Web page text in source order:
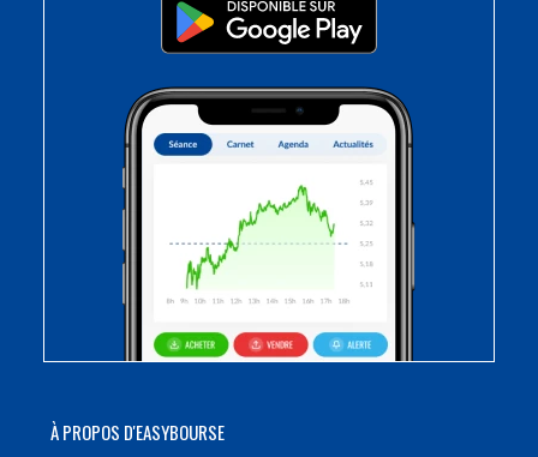
À PROPOS D'EASYBOURSE